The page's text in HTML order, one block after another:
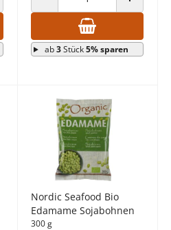
ERHÖHENANZAHL VERRINGERN ANZAHL
ab3Stück5% sparen
Nordic Seafood Bio
Edamame Sojabohnen
300 g